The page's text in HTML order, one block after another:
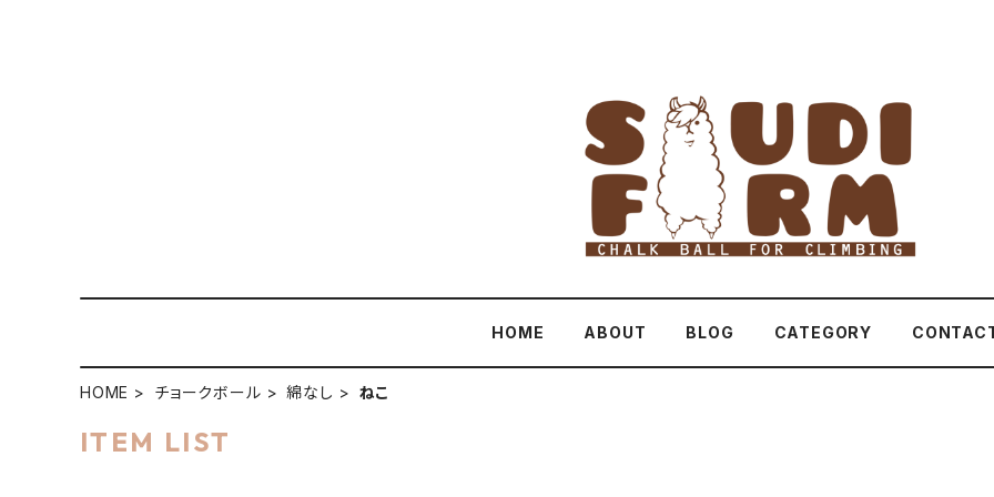
HOME ABOUT BLOG CATEGORY
HOME チョークボール 綿なし ねこ
ITEM LIST